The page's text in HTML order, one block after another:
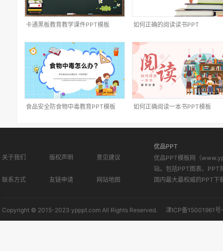
卡通黑板教育教学课件PPT模板 如何正确的阅读读书PPT
食品安全防食物中毒教育PPT模板 如何正确阅读一本书PPT模板
关于我们 版权声明 意见建议
联系方式 友链申请 网站地图
优品PPT
优品PPT模板网（
站。包括PPT图表、PPT
国内最大最权威的PPT下
Copyright © 2015-2023 ypppt.com All Rights Reserved. 津ICP备15001961号